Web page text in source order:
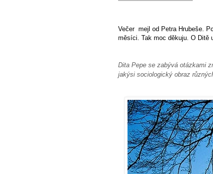
Večer mejl od Petra Hrubeše.
měsíci. Tak moc děkuju. O Ditě
Dita Pepe se zabývá otázkami
jakýsi sociologický obraz